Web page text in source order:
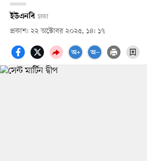
ইউএনবি ঢাকা
প্রকাশ: ২২ অক্টোবর ২০২৫, ১৪: ১৭